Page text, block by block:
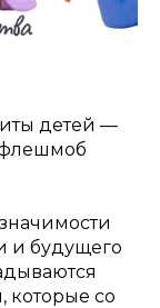
детей —
флешмоб
и будущего
которые со